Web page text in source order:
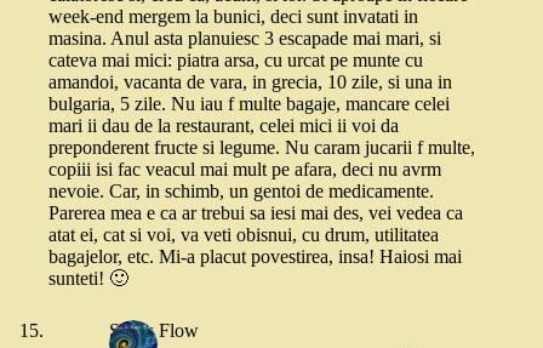
week-end mergem la bunici, deci sunt invatati in
masina. Anul asta planuiesc 3 escapade mai mari, si
cateva mai mici: piatra arsa, cu urcat pe munte cu
amandoi, vacanta de vara, in grecia, 10 zile, si una in
bulgaria, 5 zile. Nu iau f multe bagaje, mancare celei
mari ii dau de la restaurant, celei mici ii voi da
preponderent fructe si legume. Nu caram jucarii f multe,
copiii isi fac veacul mai mult pe afara, deci nu avrm
nevoie. Car, in schimb, un gentoi de medicamente.
Parerea mea e ca ar trebui sa iesi mai des, vei vedea ca
atat ei, cat si voi, va veti obisnui, cu drum, utilitatea
bagajelor, etc. Mi-a placut povestirea, insa! Haiosi mai
sunteti! 🙂
Snow Flow